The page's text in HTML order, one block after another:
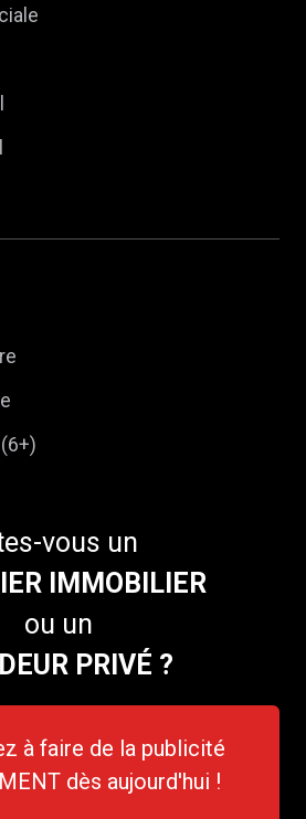
vous un
IMMOBILIER
ou un
PRIVÉ ?
à faire de la publicité
dès aujourd'hui !